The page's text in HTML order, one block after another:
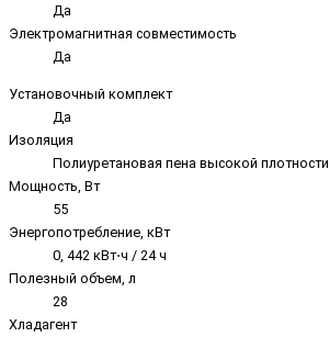
Да
Электромагнитная совместимость
Да
Установочный комплект
Да
Изоляция
Полиуретановая пена высокой плотности
Мощность, Вт
55
Энергопотребление, кВт
0, 442 кВт⋅ч / 24 ч
Полезный объем, л
28
Хладагент